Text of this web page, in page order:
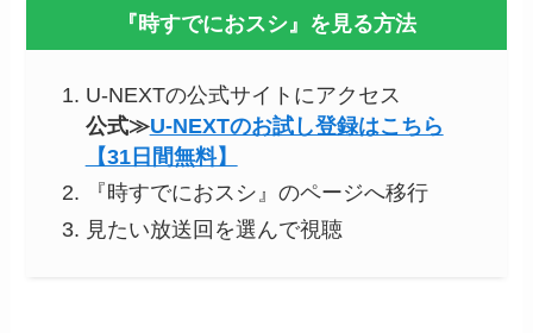
『時すでにおスシ』を見る方法
U-NEXTの公式サイトにアクセス
公式≫U-NEXTのお試し登録はこちら
【31日間無料】
『時すでにおスシ』のページへ移行
見たい放送回を選んで視聴